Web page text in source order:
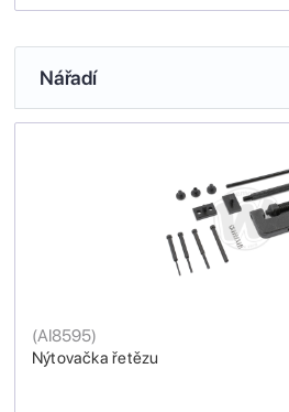
Nářadí
Nýtovačka řetězu
(AI8595)